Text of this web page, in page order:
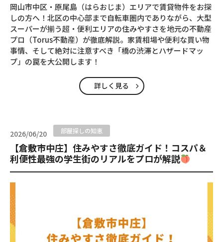
岡山市中区・原尾島（はらおじま）エリアで賃貸物件をお探
しの方へ！北区の中心部まで自転車圏内でありながら、大型
スーパーが揃う超・便利エリアの住みやすさを地元の不動産
プロ（Torus不動産）が徹底解説。家賃相場や便利な買い物
事情、そして絶対に注意すべき「橋の渋滞とハザードマッ
プ」の罠を大公開します！
詳しく見る
2026/06/20 部屋探しの知恵
【倉敷市中庄】住みやすさ徹底ガイド！コスパ＆
利便性最強の学生街のリアルをプロが解説